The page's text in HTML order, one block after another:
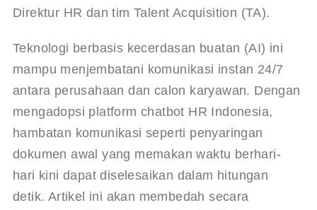
Direktur HR dan tim Talent Acquisition (TA).
Teknologi berbasis kecerdasan buatan (AI) ini
mampu menjembatani komunikasi instan 24/7
antara perusahaan dan calon karyawan. Dengan
mengadopsi platform chatbot HR Indonesia,
hambatan komunikasi seperti penyaringan
dokumen awal yang memakan waktu berhari-
hari kini dapat diselesaikan dalam hitungan
detik. Artikel ini akan membedah secara